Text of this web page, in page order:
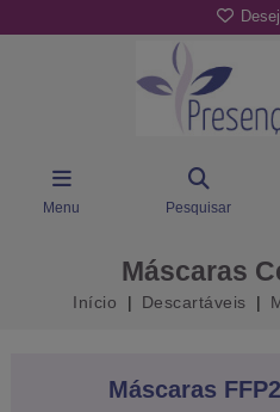
Menu Pesquisar
Máscaras
Início Descartáveis
Máscaras